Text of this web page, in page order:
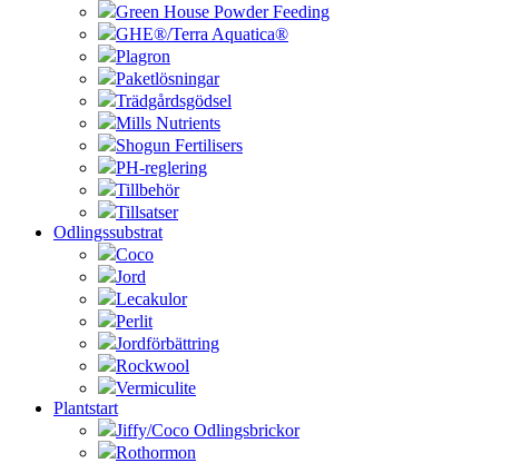
Green House Powder Feeding
GHE®/Terra Aquatica®
Plagron
Paketlösningar
Trädgårdsgödsel
Mills Nutrients
Shogun Fertilisers
PH-reglering
Tillbehör
Tillsatser
Odlingssubstrat
Coco
Jord
Lecakulor
Perlit
Jordförbättring
Rockwool
Vermiculite
Plantstart
Jiffy/Coco Odlingsbrickor
Rothormon